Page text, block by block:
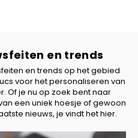
en trends
en trends op het gebied
voor het personaliseren van
Of je nu op zoek bent naar
een uniek hoesje of gewoon
nieuws, je vindt het hier.